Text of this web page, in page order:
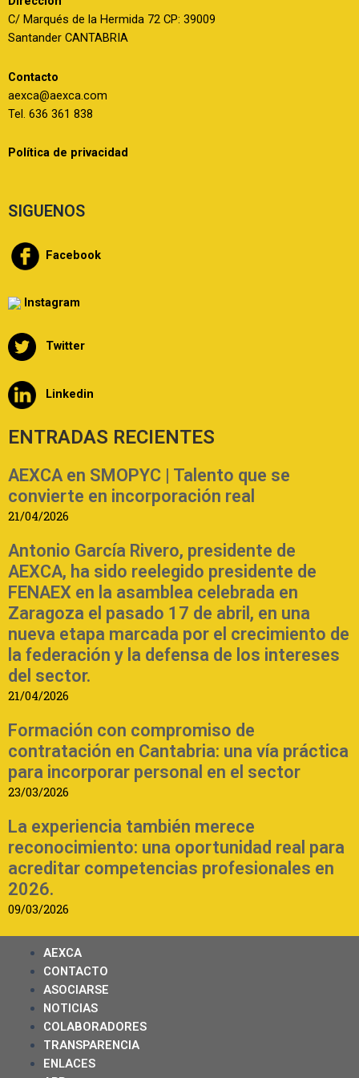
C/ Marqués de la Hermida 72 CP: 39009
Santander CANTABRIA
Contacto
aexca@aexca.com
Tel. 636 361 838
Política de privacidad
SIGUENOS
Facebook
Instagram
Twitter
Linkedin
ENTRADAS RECIENTES
AEXCA en SMOPYC | Talento que se
convierte en incorporación real
21/04/2026
Antonio García Rivero, presidente de
AEXCA, ha sido reelegido presidente de
FENAEX en la asamblea celebrada en
Zaragoza el pasado 17 de abril, en una
nueva etapa marcada por el crecimiento de
la federación y la defensa de los intereses
del sector.
21/04/2026
Formación con compromiso de
contratación en Cantabria: una vía práctica
para incorporar personal en el sector
23/03/2026
La experiencia también merece
reconocimiento: una oportunidad real para
acreditar competencias profesionales en
2026.
09/03/2026
AEXCA
CONTACTO
ASOCIARSE
NOTICIAS
COLABORADORES
TRANSPARENCIA
ENLACES